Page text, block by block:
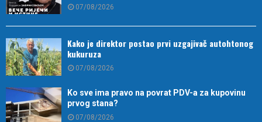
07/08/2026
Kako je direktor postao prvi uzgajivač autohtonog
kukuruza
07/08/2026
Ko sve ima pravo na povrat PDV-a za kupovinu
prvog stana?
07/08/2026